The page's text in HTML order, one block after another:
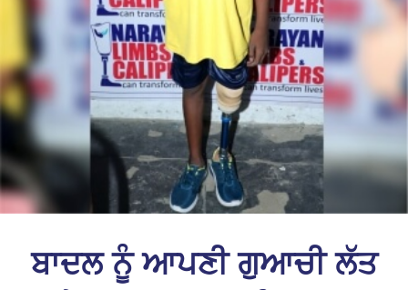
ਬਾਦਲ ਨੂੰ ਆਪਣੀ ਗੁਆਚੀ ਲੱਤ